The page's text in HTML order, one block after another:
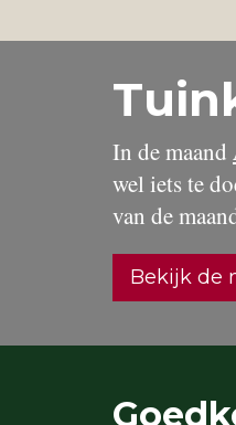
In de maand
wel iets te
van de
Bekijk de